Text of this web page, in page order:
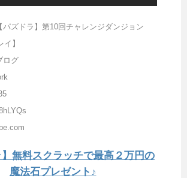
パズドラ】第10回チャレンジダンジョン
イ】
ログ
】無料スクラッチで最高２万円の
魔法石プレゼント♪